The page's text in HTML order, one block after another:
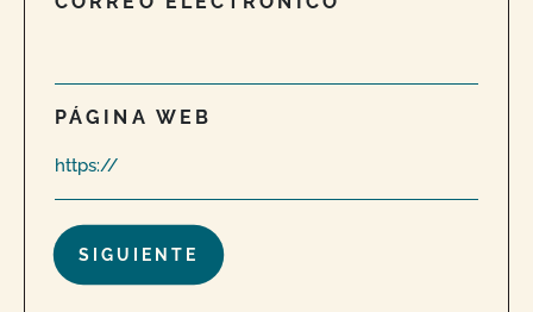
PÁGINA WEB
¿Están permitidas las declaraciones sobre
productos orgánicos en mi sitio web o en mis